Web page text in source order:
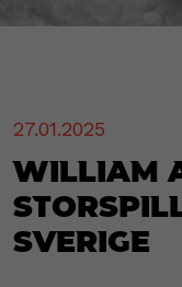
27.01.2025
William
Sverige